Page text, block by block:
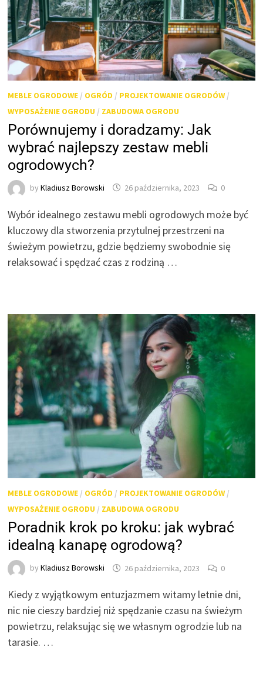
MEBLE OGRODOWE / OGRÓD / PROJEKTOWANIE OGRODÓW/
WYPOSAŻENIE OGRODU / ZABUDOWA OGRODU
Porównujemy i doradzamy: Jak
wybrać najlepszy zestaw mebli
ogrodowych?
byKladiusz Borowski 26 października, 2023 0
Wybór idealnego zestawu mebli ogrodowych może być
kluczowy dla stworzenia przytulnej przestrzeni na
świeżym powietrzu, gdzie będziemy swobodnie się
relaksować i spędzać czas z rodziną …
MEBLE OGRODOWE / OGRÓD / PROJEKTOWANIE OGRODÓW/
WYPOSAŻENIE OGRODU / ZABUDOWA OGRODU
Poradnik krok po kroku: jak wybrać
idealną kanapę ogrodową?
byKladiusz Borowski 26 października, 2023 0
Kiedy z wyjątkowym entuzjazmem witamy letnie dni,
nic nie cieszy bardziej niż spędzanie czasu na świeżym
powietrzu, relaksując się we własnym ogrodzie lub na
tarasie. …